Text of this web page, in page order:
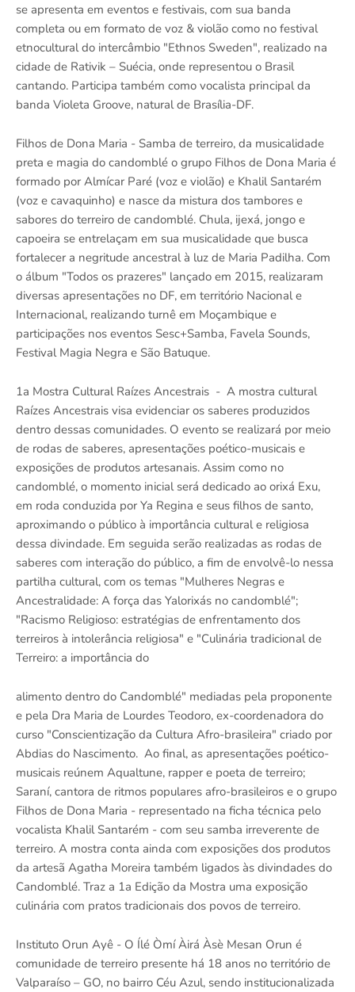
se apresenta em eventos e festivais, com sua banda
completa ou em formato de voz & violão como no festival
etnocultural do intercâmbio "Ethnos Sweden", realizado na
cidade de Rativik – Suécia, onde representou o Brasil
cantando. Participa também como vocalista principal da
banda Violeta Groove, natural de Brasília-DF.
Filhos de Dona Maria - Samba de terreiro, da musicalidade
preta e magia do candomblé o grupo Filhos de Dona Maria é
formado por Almícar Paré (voz e violão) e Khalil Santarém
(voz e cavaquinho) e nasce da mistura dos tambores e
sabores do terreiro de candomblé. Chula, ijexá, jongo e
capoeira se entrelaçam em sua musicalidade que busca
fortalecer a negritude ancestral à luz de Maria Padilha. Com
o álbum "Todos os prazeres" lançado em 2015, realizaram
diversas apresentações no DF, em território Nacional e
Internacional, realizando turnê em Moçambique e
participações nos eventos Sesc+Samba, Favela Sounds,
Festival Magia Negra e São Batuque.
1a Mostra Cultural Raízes Ancestrais - A mostra cultural
Raízes Ancestrais visa evidenciar os saberes produzidos
dentro dessas comunidades. O evento se realizará por meio
de rodas de saberes, apresentações poético-musicais e
exposições de produtos artesanais. Assim como no
candomblé, o momento inicial será dedicado ao orixá Exu,
em roda conduzida por Ya Regina e seus filhos de santo,
aproximando o público à importância cultural e religiosa
dessa divindade. Em seguida serão realizadas as rodas de
saberes com interação do público, a fim de envolvê-lo nessa
partilha cultural, com os temas "Mulheres Negras e
Ancestralidade: A força das Yalorixás no candomblé";
"Racismo Religioso: estratégias de enfrentamento dos
terreiros à intolerância religiosa" e "Culinária tradicional de
Terreiro: a importância do
alimento dentro do Candomblé" mediadas pela proponente
e pela Dra Maria de Lourdes Teodoro, ex-coordenadora do
curso "Conscientização da Cultura Afro-brasileira" criado por
Abdias do Nascimento. Ao final, as apresentações poético-
musicais reúnem Aqualtune, rapper e poeta de terreiro;
Saraní, cantora de ritmos populares afro-brasileiros e o grupo
Filhos de Dona Maria - representado na ficha técnica pelo
vocalista Khalil Santarém - com seu samba irreverente de
terreiro. A mostra conta ainda com exposições dos produtos
da artesã Agatha Moreira também ligados às divindades do
Candomblé. Traz a 1a Edição da Mostra uma exposição
culinária com pratos tradicionais dos povos de terreiro.
Instituto Orun Ayê - O Ílé Òmí Àirá Àsè Mesan Orun é
comunidade de terreiro presente há 18 anos no território de
Valparaíso – GO, no bairro Céu Azul, sendo institucionalizada